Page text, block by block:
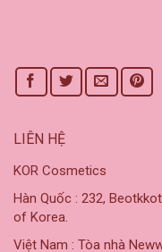
LIÊN HỆ
KOR Cosmetics
Hàn Quốc : 232,
of Korea.
Việt Nam : Tòa nhà